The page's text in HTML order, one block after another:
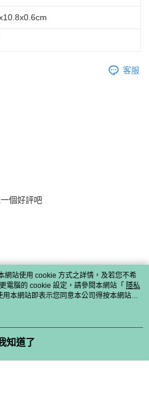
客服
個好評吧
網站使用 cookie 方式之詳情，及若您不希
電腦的 cookie 設定，請參閱本網站「 隱私
用本網站即表示您同意本公司得按本網站使
知道了